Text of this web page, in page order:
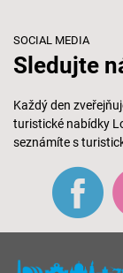
SOCIAL MEDIA
Sledujte
Každý den
turistické nabídky
seznámíte s